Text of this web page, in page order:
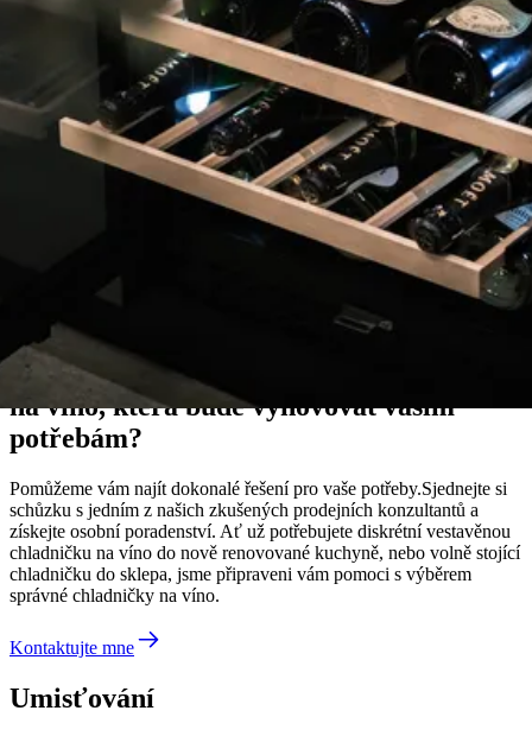
Poradce společnosti Wineandbarrel
Potřebujete poradit, jak najít chladničku
na víno, která bude vyhovovat vašim
potřebám?
Pomůžeme vám najít dokonalé řešení pro vaše potřeby.Sjednejte si
schůzku s jedním z našich zkušených prodejních konzultantů a
získejte osobní poradenství. Ať už potřebujete diskrétní vestavěnou
chladničku na víno do nově renovované kuchyně, nebo volně stojící
chladničku do sklepa, jsme připraveni vám pomoci s výběrem
správné chladničky na víno.
Kontaktujte mne
Umisťování